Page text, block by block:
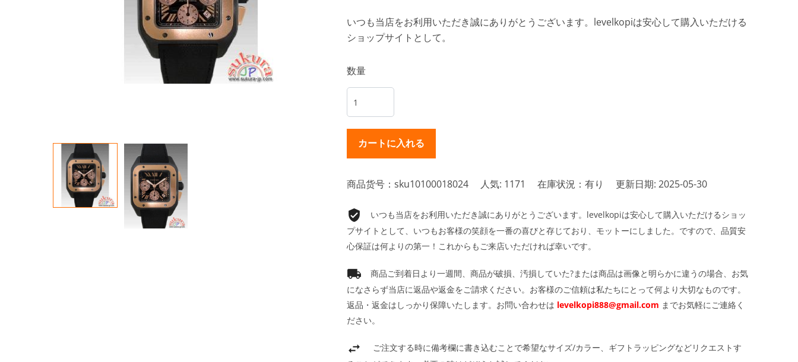
いつも当店をお利用いただき誠にありがとうございます。levelkopiは安心して購入いただける
ショップサイトとして。
数量
商品货号：sku10100018024 人気: 1171 在庫状況：有り 更新日期: 2025-05-30
いつも当店をお利用いただき誠にありがとうございます。levelkopiは安心して購入いただけるショッ
プサイトとして、いつもお客様の笑顔を一番の喜びと存じており、モットーにしました。ですので、品質安
心保証は何よりの第一！これからもご来店いただければ幸いです。
商品ご到着日より一週間、商品が破損、汚損していた?または商品は画像と明らかに違うの場合、お気
になさらず当店に返品や返金をご請求ください。お客様のご信頼は私たちにとって何より大切なものです。
返品・返金はしっかり保障いたします。お問い合わせは levelkopi888@gmail.com までお気軽にご連絡く
ださい。
ご注文する時に備考欄に書き込むことで希望なサイズ/カラー、ギフトラッピングなどリクエストす